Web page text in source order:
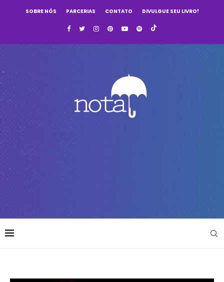
SOBRE NÓS PARCERIAS CONTATO DIVULGUE SEU LIVRO!